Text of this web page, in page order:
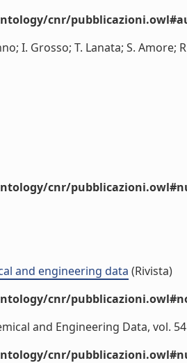
cnr/
I. Grosso; T. Lanata; S. Amore;
cnr/
and engineering data (Rivista)
cnr/
and Engineering Data, vol.
cnr/